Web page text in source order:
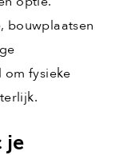
bouwplaatsen
om fysieke
je